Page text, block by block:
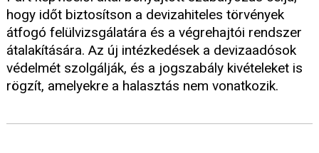
hogy időt biztosítson a devizahiteles törvények
átfogó felülvizsgálatára és a végrehajtói rendszer
átalakítására. Az új intézkedések a devizaadósok
védelmét szolgálják, és a jogszabály kivételeket is
rögzít, amelyekre a halasztás nem vonatkozik.